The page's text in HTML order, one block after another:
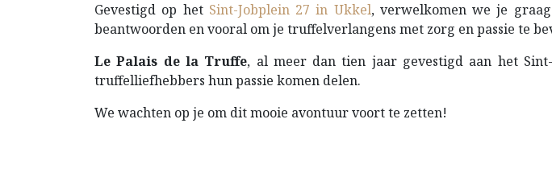
Gevestigd op het Sint-Jobplein 27 in Ukkel, verwelkomen we je
beantwoorden en vooral om je truffelverlangens met zorg en passie te
Le Palais de la Truffe, al meer dan tien jaar gevestigd aan het
truffelliefhebbers hun passie komen delen.
We wachten op je om dit mooie avontuur voort te zetten!